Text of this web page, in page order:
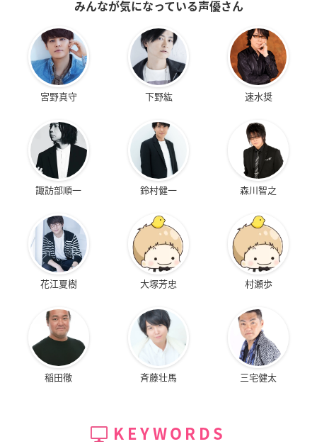
みんなが気になっている声優さん
宮野真守 下野紘 速水奨
諏訪部順一 鈴村健一 森川智之
花江夏樹 大塚芳忠 村瀬歩
稲田徹 斉藤壮馬 三宅健太
KEYWORDS